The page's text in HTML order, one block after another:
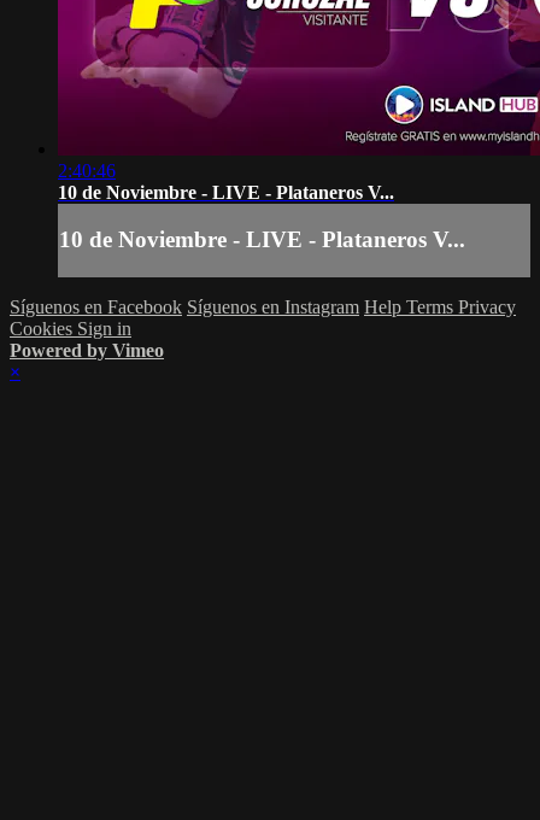
2:40:46
10 de Noviembre - LIVE - Plataneros V...
10 de Noviembre - LIVE - Plataneros V...
Síguenos en Facebook Síguenos en Instagram Help Terms Privacy
Cookies Sign in
Powered by Vimeo
×